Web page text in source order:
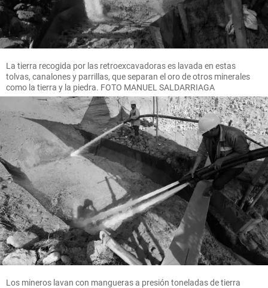
La tierra recogida por las retroexcavadoras es lavada en estas
tolvas, canalones y parrillas, que separan el oro de otros minerales
como la tierra y la piedra. FOTO MANUEL SALDARRIAGA
Los mineros lavan con mangueras a presión toneladas de tierra